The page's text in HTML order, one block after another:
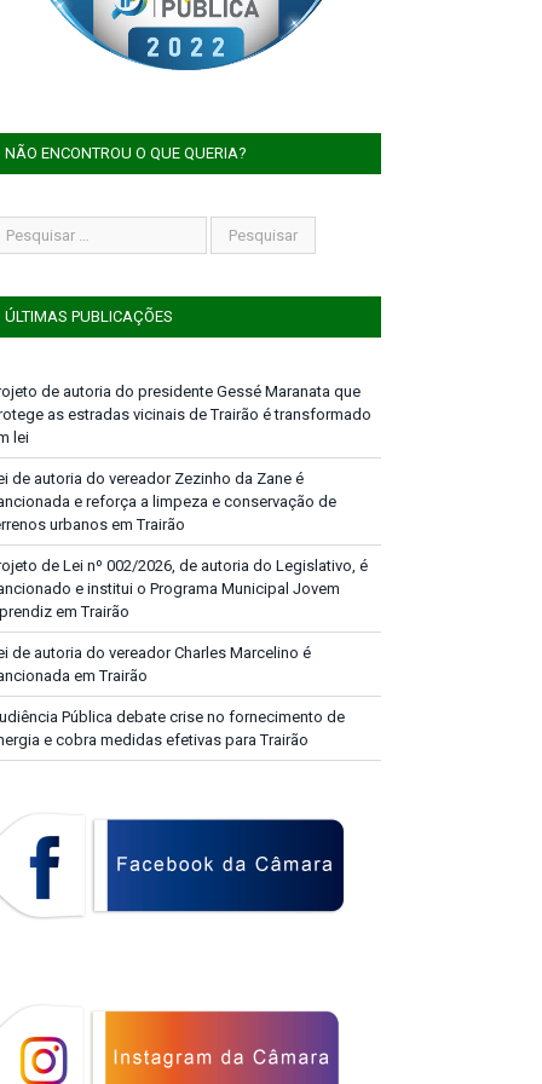
NÃO ENCONTROU O QUE QUERIA?
ÚLTIMAS PUBLICAÇÕES
de autoria do presidente Gessé Maranata que
as estradas vicinais de Trairão é transformado
lei
de autoria do vereador Zezinho da Zane é
e reforça a limpeza e conservação de
urbanos em Trairão
de Lei nº 002/2026, de autoria do Legislativo, é
e institui o Programa Municipal Jovem
em Trairão
de autoria do vereador Charles Marcelino é
em Trairão
Pública debate crise no fornecimento de
e cobra medidas efetivas para Trairão